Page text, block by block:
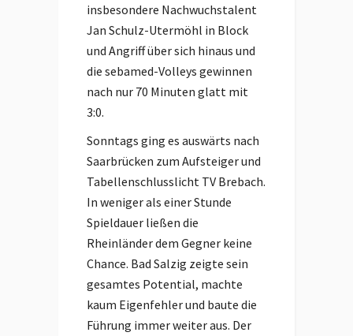
insbesondere Nachwuchstalent
Jan Schulz-Utermöhl in Block
und Angriff über sich hinaus und
die sebamed-Volleys gewinnen
nach nur 70 Minuten glatt mit
3:0.
Sonntags ging es auswärts nach
Saarbrücken zum Aufsteiger und
Tabellenschlusslicht TV Brebach.
In weniger als einer Stunde
Spieldauer ließen die
Rheinländer dem Gegner keine
Chance. Bad Salzig zeigte sein
gesamtes Potential, machte
kaum Eigenfehler und baute die
Führung immer weiter aus. Der